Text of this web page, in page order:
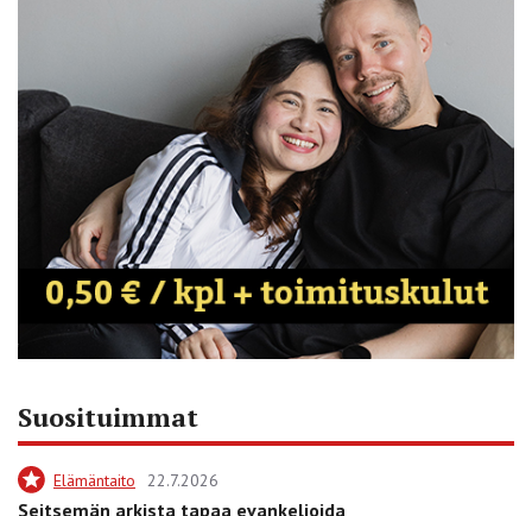
Suosituimmat
Elämäntaito 22.7.2026
Seitsemän arkista tapaa evankelioida